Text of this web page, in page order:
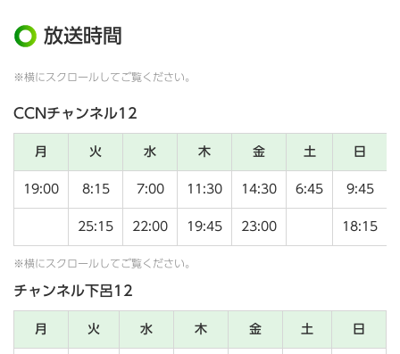
放送時間
※横にスクロールしてご覧ください。
CCNチャンネル12
月 火 水 木 金 土 日
19:00 8:15 7:00 11:30 14:30 6:45 9:45
25:15 22:00 19:45 23:00 18:15
※横にスクロールしてご覧ください。
チャンネル下呂12
月 火 水 木 金 土 日